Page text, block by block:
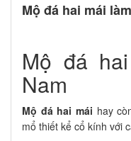
Mộ đá hai mái
Mộ đá
Nam
Mộ đá hai mái hay
mổ thiết kể cổ kính với